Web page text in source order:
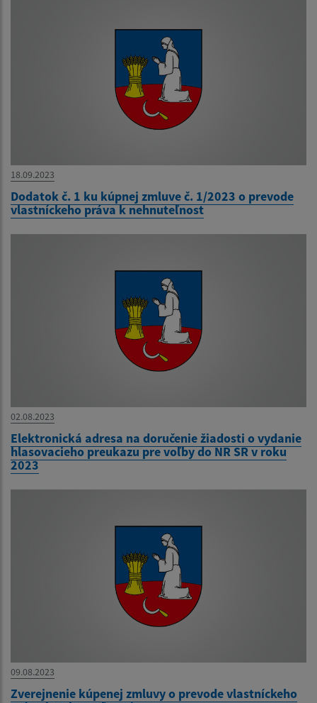
18.09.2023
Dodatok č. 1 ku kúpnej zmluve č. 1/2023 o prevode
vlastníckeho práva k nehnuteľnost
02.08.2023
Elektronická adresa na doručenie žiadosti o vydanie
hlasovacieho preukazu pre voľby do NR SR v roku
2023
09.08.2023
Zverejnenie kúpenej zmluvy o prevode vlastníckeho